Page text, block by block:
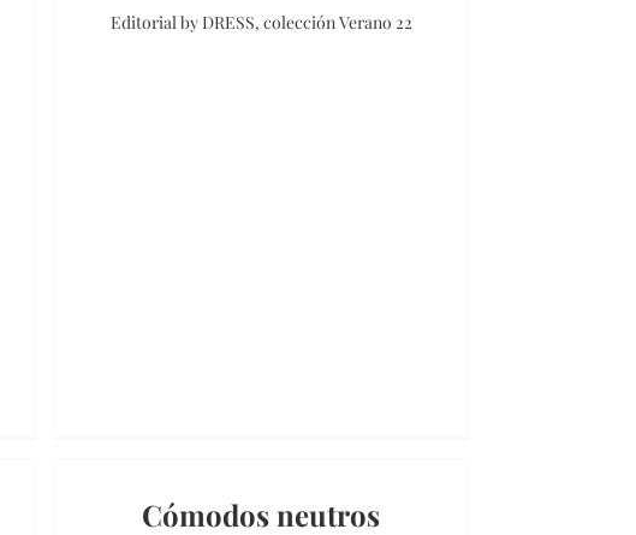
Editorial by DRESS, colección Verano 22
Cómodos neutros